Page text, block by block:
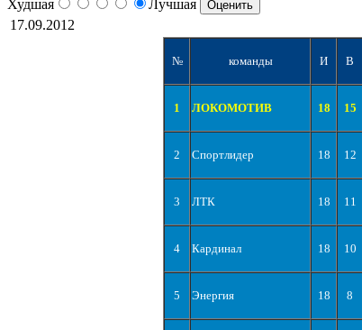
Худшая
Лучшая
17.09.2012
№ команды И В
1 ЛОКОМОТИВ 18 15
2 Спортлидер 18 12
3 ЛТК 18 11
4 Кардинал 18 10
5 Энергия 18 8